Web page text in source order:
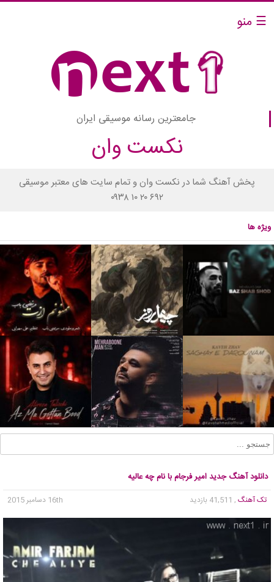
☰ منو
جامعترین رسانه موسیقی ایران
نکست وان
پخش آهنگ شما در نکست وان و تمام سایت های معتبر موسیقی
۰۹۳۸ ۱۰ ۲۰ ۶۹۲
ویژه ها
دانلود آهنگ جدید امیر فرجام با نام چه عالیه
تک آهنگ , 41,511 بازدید 16th دسامبر 2015